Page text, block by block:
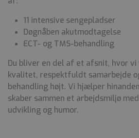
11 intensive sengepladser
Døgnåben akutmodtagelse
ECT- og TMS-behandling
Du bliver en del af et afsnit, hvor
kvalitet, respektfuldt samarbejde
behandling højt. Vi hjælper
skaber sammen et arbejdsmiljø
udvikling og humor.